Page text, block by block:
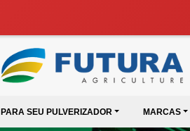
PARA SEU PULVERIZADOR MARCAS